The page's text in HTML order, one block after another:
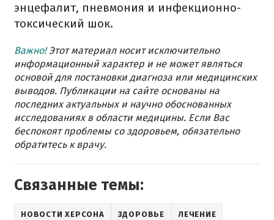
энцефалит, пневмония и инфекционно-
токсический шок.
Важно!Этот материал носит исключительно
информационный характер и не может являться
основой для постановки диагноза или медицинских
выводов. Публикации на сайте основаны на
последних актуальных и научно обоснованных
исследованиях в области медицины. Если Вас
беспокоят проблемы со здоровьем, обязательно
обратитесь к врачу.
Связанные темы:
НОВОСТИ ХЕРСОНА ЗДОРОВЬЕ ЛЕЧЕНИЕ